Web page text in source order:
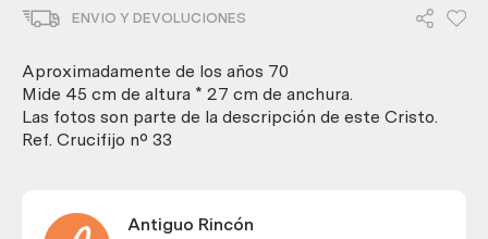
metal.
cantidad
ENVIO Y DEVOLUCIONES
Aproximadamente de los años 70
Mide 45 cm de altura * 27 cm de anchura.
Las fotos son parte de la descripción de este Cristo.
Ref. Crucifijo nº 33
Antiguo Rincón